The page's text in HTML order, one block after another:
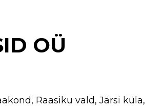
OÜ
Raasiku vald, Järsi küla,